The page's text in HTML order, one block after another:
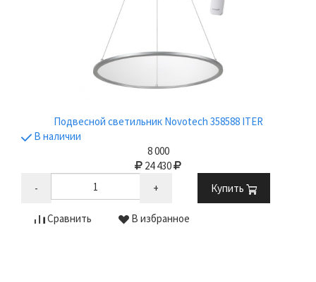
Подвесной светильник Novotech 358588 ITER
В наличии
8 000
24 430
-
+ Купить
Сравнить В избранное